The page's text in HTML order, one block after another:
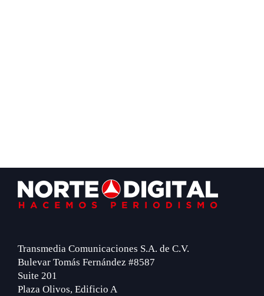
Footer
Transmedia Comunicaciones S.A. de C.V.
Bulevar Tomás Fernández #8587
Suite 201
Plaza Olivos, Edificio A